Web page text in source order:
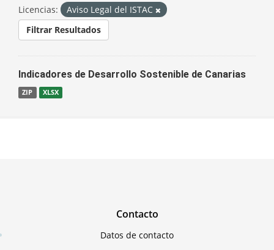
Licencias:
Aviso Legal del ISTAC
Filtrar Resultados
Indicadores de Desarrollo Sostenible de Canarias
ZIP XLSX
Contacto
Datos de contacto